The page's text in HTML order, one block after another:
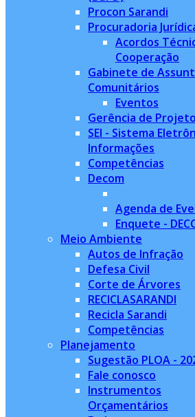
Procon Sarandi
Procuradoria
Acordos
Cooperação
Gabinete de
Comunitários
Eventos
Gerência de
SEI - Sistema
Informações
Competências
Decom
Agenda de
Enquete -
Meio Ambiente
Autos de Infração
Defesa Civil
Corte de Árvores
RECICLASARANDI
Recicla Sarandi
Competências
Planejamento
Sugestão PLOA -
Fale conosco
Instrumentos
Orçamentários